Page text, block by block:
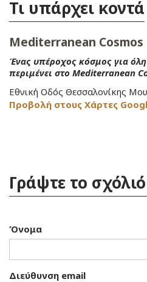
Τι υπάρχει κοντά
Mediterranean Cosmos
Ένας υπέροχος κόσμος για όλη
περιμένει στο Mediterranean
Εθνική Οδός Θεσσαλονίκης
Προβολή στους Χάρτες
Γράψτε το
Όνομα
Διεύθυνση email